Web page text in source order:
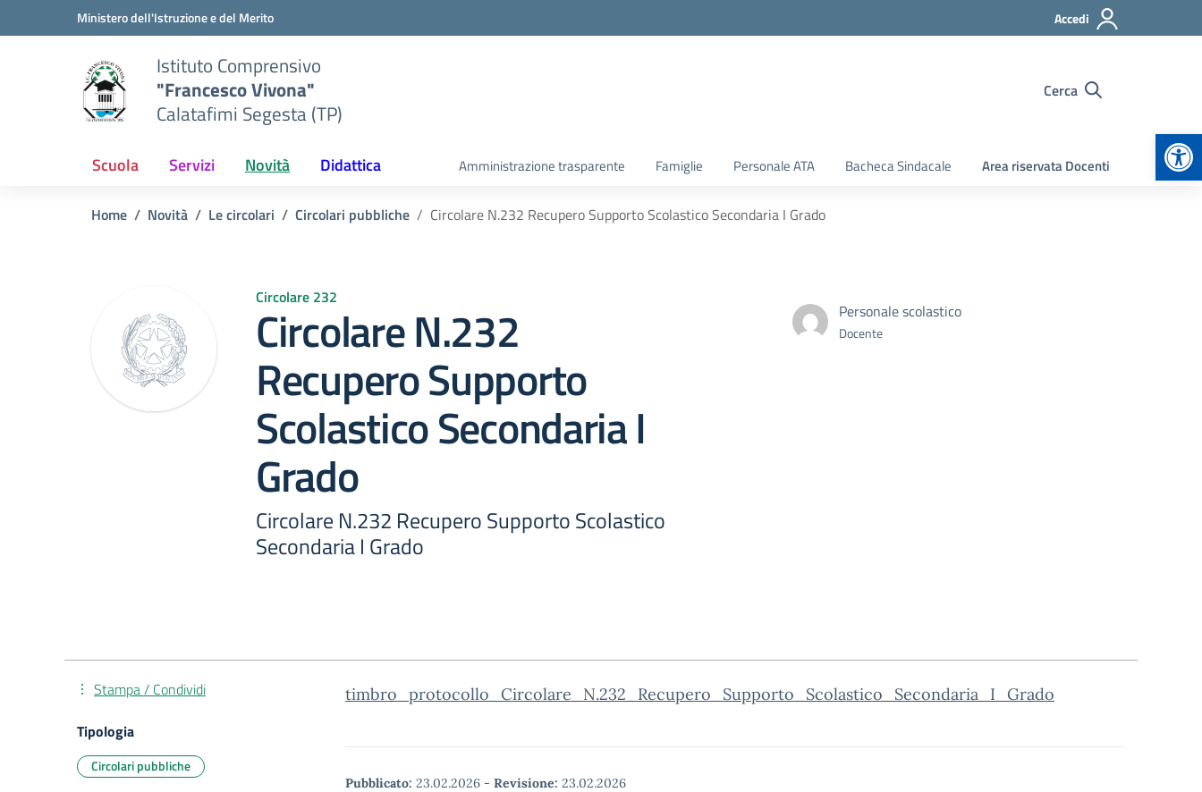
Vai ai contenuti
Vai al menu di navigazioneMinistero dell'Istruzione e del Merito Accedi
Istituto Comprensivo
"Francesco Vivona"
Calatafimi Segesta (TP)
Cerca
Scuola Servizi Novità Didattica Amministrazione trasparente Famiglie Personale ATA Bacheca Sindacale Area riservata Docenti
Home Novità Le circolari Circolari pubbliche Circolare N.232 Recupero Supporto Scolastico Secondaria I Grado
Circolare 232
Circolare N.232
Recupero Supporto
Scolastico Secondaria I
Grado
Circolare N.232 Recupero Supporto Scolastico
Secondaria I Grado
Personale scolastico
Docente
timbro_protocollo_Circolare_N.232_Recupero_Supporto_Scolastico_Secondaria_I_Grado
Pubblicato: 23.02.2026 - Revisione: 23.02.2026
Stampa / Condividi
Tipologia
Circolari pubbliche